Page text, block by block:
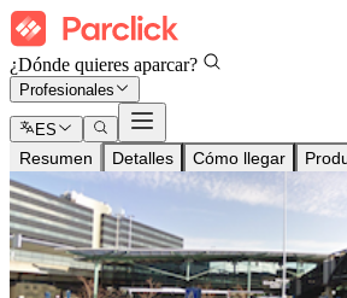
¿Dónde quieres aparcar?
Profesionales
ES
Resumen Detalles Cómo llegar